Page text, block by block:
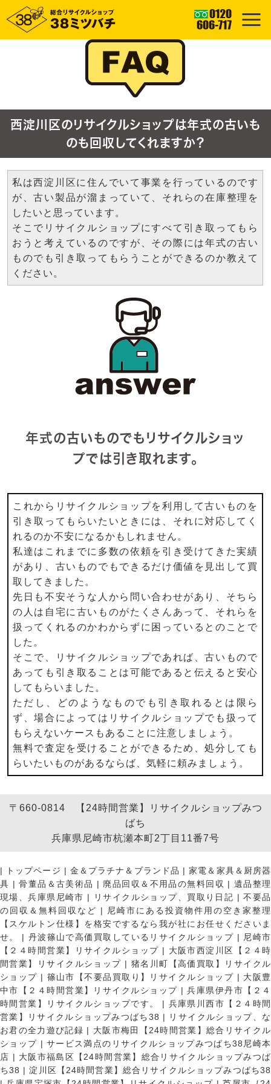
西淀川区のリサイクルショップは年式の古いも
のも回収してくれますか？
私は西淀川区に住んでいて事業を行っているのです
が、古い製品が溜まっていて、それらの在庫整理を
したいと思っています。
そこでリサイクルショップにすべて引き取ってもら
おうと考えているのですが、その際には年式の古い
ものでも引き取ってもらうことができるのか教えて
ください。
年式の古いものでもリサイクルショッ
プでは引き取れます。
これからリサイクルショップを利用して古いものを
引き取ってもらいたいときには、それに対応してく
れるのか不安になるかもしれません。
私達はこれまでに多数の依頼を引き受けてきた実績
があり、古いものでもできるだけ価値を見出して買
取してきました。
先日も不安そうな人から問い合わせがあり、そちら
の人は自宅に古いものがたくさんあって、それらを
扱ってくれるのかわからずに困っているとのことで
した。
そこで、リサイクルショップであれば、古いもので
あっても引き取ることは可能であると伝えると安心
してもらいました。
ただし、どのようなものでも引き取れるとは限ら
ず、場合によってはリサイクルショップでも扱って
もらえないケースもあることに注意しましょう。
無料で査定を受けることができるため、処分しても
らいたいものがあるならば、気軽に頼みましょう。
〒660-0814 【24時間営業】リサイクルショップみつ
ばち
兵庫県尼崎市杭瀬本町2丁目11番7号
| トップページ | 金＆プラチナ＆ブランド品 |家電＆家具＆厨房器
具 |骨董品＆古美術品 | 廃品回収＆不用品の無料回収 | 遺品整理
現場、兵庫県尼崎市 | リサイクルショップ、買取り日記 |不要品
の回収＆無料回収など |
尼崎市にある投資物件用の空き家整理
【スケルトン仕様】を格安でするなら我が社にお任せくださいま
せ。
| 丹波篠山で高価買取しているリサイクルショップ | 尼崎市
【２４時間営業】リサイクルショップ | 大阪市西淀川区【２４時
間営業】リサイクルショップ | 猪名川町【高価買取】リサイクル
ショップ | 篠山市【不要品買取り】リサイクルショップ | 大阪豊
中市【２４時間営業】リサイクルショップ |兵庫県伊丹市【２４
時間営業】リサイクルショップです。
| 兵庫県川西市【２４時間
営業】リサイクルショップみつばち38 |
リサイクルショップ、な
お君の全力遊び記録 | 大阪市梅田【24時間営業】総合リサイクル
ショップ |サービス満点のリサイクルショップみつばち38尼崎本
店 | 大阪市福島区【24時間営業】総合リサイクルショップみつば
ち38 |淀川区【24時間営業】総合リサイクルショップみつばち38